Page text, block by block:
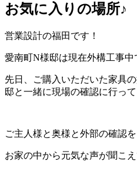
お気に入りの場所♪
営業設計の福田です！
愛南町N様邸は現在外構工事中
先日、ご購入いただいた家具
邸と一緒に現場の確認に行って
ご主人様と奥様と外部の確認
お家の中から元気な声が聞こ